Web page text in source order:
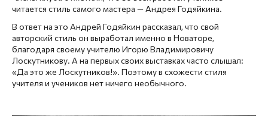
читается стиль самого мастера — Андрея Годяйкина.
В ответ на это Андрей Годяйкин рассказал, что свой
авторский стиль он выработал именно в Новаторе,
благодаря своему учителю Игорю Владимировичу
Лоскутникову. А на первых своих выставках часто слышал:
«Да это же Лоскутников!». Поэтому в схожести стиля
учителя и учеников нет ничего необычного.